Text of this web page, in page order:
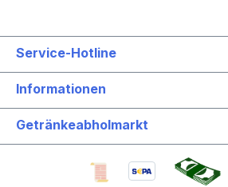
Service-Hotline
Informationen
Getränkeabholmarkt